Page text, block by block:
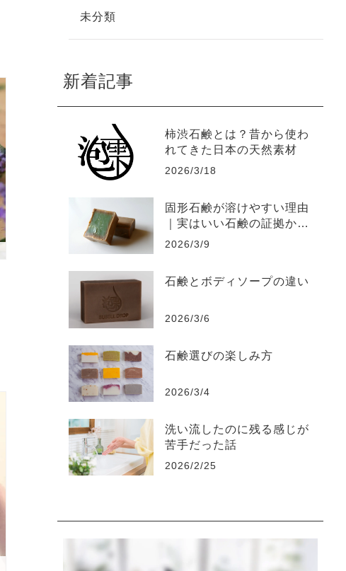
未分類
新着記事
柿渋石鹸とは？昔から使わ
れてきた日本の天然素材
2026/3/18
固形石鹸が溶けやすい理由
｜実はいい石鹸の証拠かも
しれません
2026/3/9
石鹸とボディソープの違い
2026/3/6
石鹸選びの楽しみ方
2026/3/4
洗い流したのに残る感じが
苦手だった話
2026/2/25